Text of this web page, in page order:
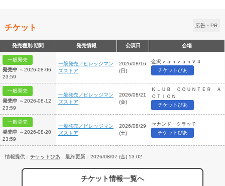
チケット 広告・PR
発売種別/期間 発売情報 公演日 会場
一般発売
発売中 ～2026-08-06
23:59
一般発売／ビレッジマン
ズストア
2026/08/16
(日)
金沢ｖａｎｖａｎＶ４
チケットぴあ
一般発売
発売中 ～2026-08-12
23:59
一般発売／ビレッジマン
ズストア
2026/08/21
(金)
ＫＬＵＢ ＣＯＵＮＴＥＲ Ａ
ＣＴＩＯＮ
チケットぴあ
一般発売
発売中 ～2026-08-20
23:59
一般発売／ビレッジマン
ズストア
2026/08/29
(土)
セカンド・クラッチ
チケットぴあ
情報提供： チケットぴあ 最終更新：2026/08/07 (金) 13:02
チケット情報一覧へ